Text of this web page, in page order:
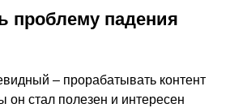
проблему падения
– прорабатывать контент
он стал полезен и интересен